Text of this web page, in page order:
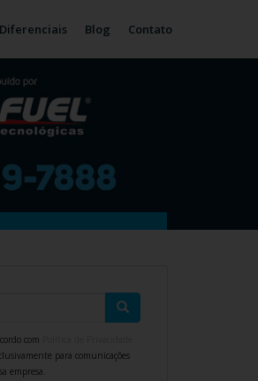
Diferenciais Blog Contato
com
para comunicações
empresa.